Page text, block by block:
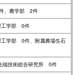
、農学部 2件
工学部 0件
学部 0件、附属農場生石
端技術総合研究所 0件